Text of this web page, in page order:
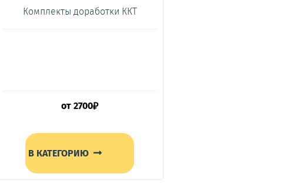
Комплекты доработки ККТ
от 2700₽
В КАТЕГОРИЮ